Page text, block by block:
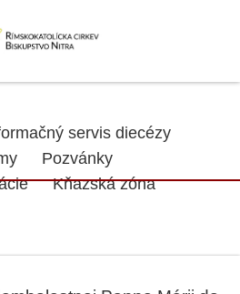
servis diecézy
Pozvánky
Kňazská zóna